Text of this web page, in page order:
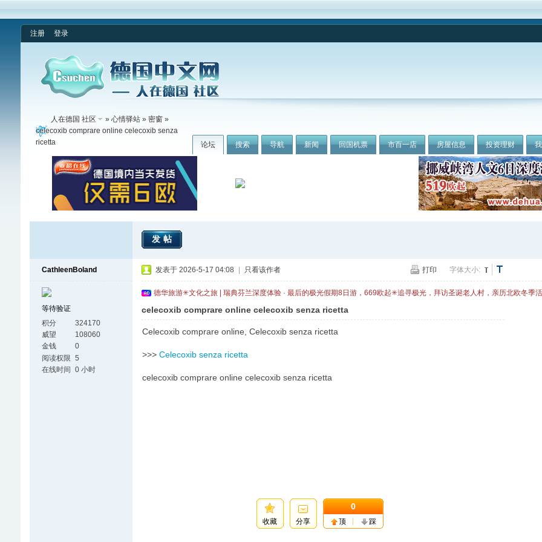
注册 登录
论坛 搜索 导航 新闻 回国机票 市百一店 房屋信息 投资理财
人在德国 社区 » 心情驿站» 密窗»
celecoxib comprare online celecoxib senza
ricetta
发帖
CathleenBoland
等待验证
积分
324170
威望
108060
金钱
0
阅读权限 5
在线时间 0 小时
打印 字体大小:
发表于 2026-5-17 04:08 只看该作者
德华旅游✳文化之旅 | 瑞典芬兰深度体验 · 最后的极光假期8日游，669欧起✳追寻极光，拜访圣诞老人村，亲历北欧冬季
celecoxib comprare online celecoxib senza ricetta
Celecoxib comprare online, Celecoxib senza ricetta
>>> Celecoxib senza ricetta
celecoxib comprare online celecoxib senza ricetta
收藏 分享
0
顶 踩